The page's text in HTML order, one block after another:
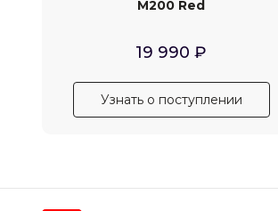
M200 Red
19 990 ₽
Узнать о поступлении